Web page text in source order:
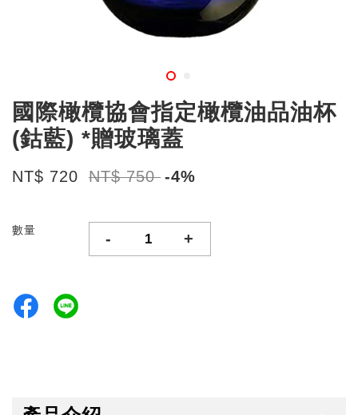
國際橄欖協會指定橄欖油品油杯
(鈷藍) *贈玻璃蓋
NT$ 720 NT$ 750 -4%
數量 - +